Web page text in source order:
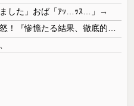
ました」おば「ｱｯ…ｯｽ…」→